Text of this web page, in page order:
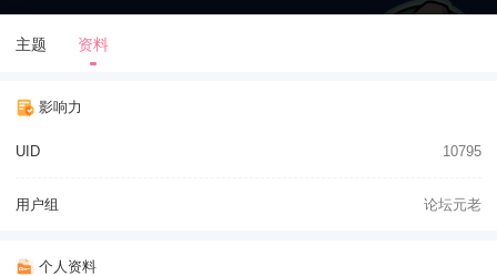
主题 资料
影响力
UID 10795
用户组 论坛元老
个人资料